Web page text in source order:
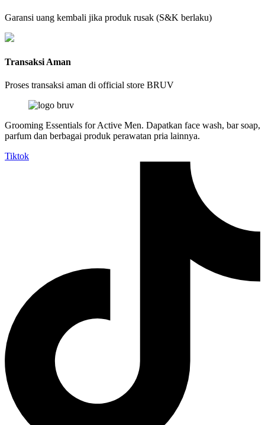
Garansi uang kembali jika produk rusak (S&K berlaku)
Transaksi Aman
Proses transaksi aman di official store BRUV
Grooming Essentials for Active Men. Dapatkan face wash, bar soap,
parfum dan berbagai produk perawatan pria lainnya.
Tiktok